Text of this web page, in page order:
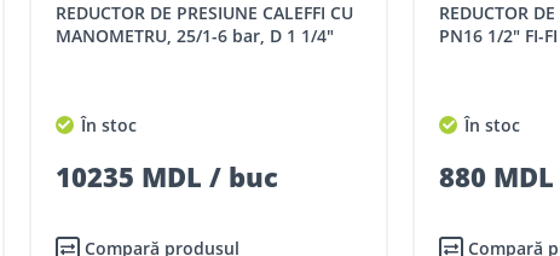
REDUCTOR DE PRESIUNE CALEFFI CU
MANOMETRU, 25/1-6 bar, D 1 1/4"
În stoc
10235 MDL / buc
Compară produsul
REDUCTOR DE PRESIUNE GIACOMINI,
PN16 1/2" FI-FI
În stoc
880
Compară